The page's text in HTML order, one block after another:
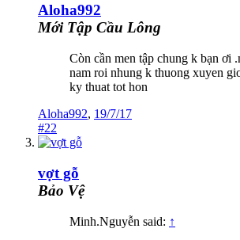
Aloha992
Mới Tập Cầu Lông
Còn cần men tập chung k bạn ơi
nam roi nhung k thuong xuyen
ky thuat tot hon
Aloha992, 19/7/17
#22
vợt gỗ
Bảo Vệ
Minh.Nguyễn said: ↑